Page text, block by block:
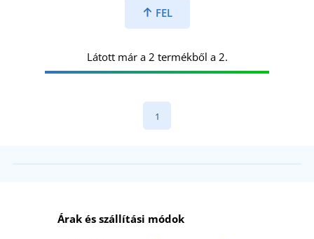
FEL
Látott már a 2 termékből a 2.
1
Árak és szállítási módok